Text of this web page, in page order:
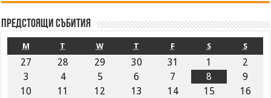
Предстоящи събития
M T W T F S S
27 28 29 30 31 1
2
3
4 5 6 7 8
9
10
11 12 13 14 15
16